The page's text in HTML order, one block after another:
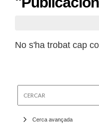
No s'ha trobat cap
Cerca avançada